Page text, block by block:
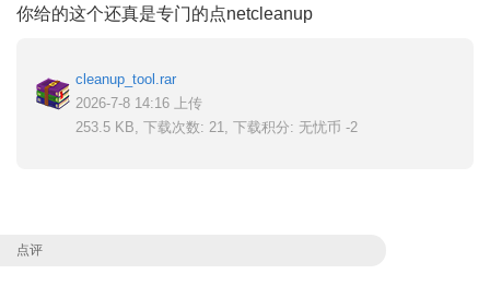
你给的这个还真是专门的点netcleanup
cleanup_tool.rar
2026-7-8 14:16 上传
253.5 KB, 下载次数: 21, 下载积分: 无忧币 -2
点评